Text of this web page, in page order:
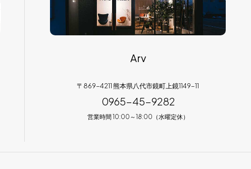
Arv
〒869-4211 熊本県八代市鏡町上鏡1149-11
0965-45-9282
営業時間 10:00～18:00（水曜定休）